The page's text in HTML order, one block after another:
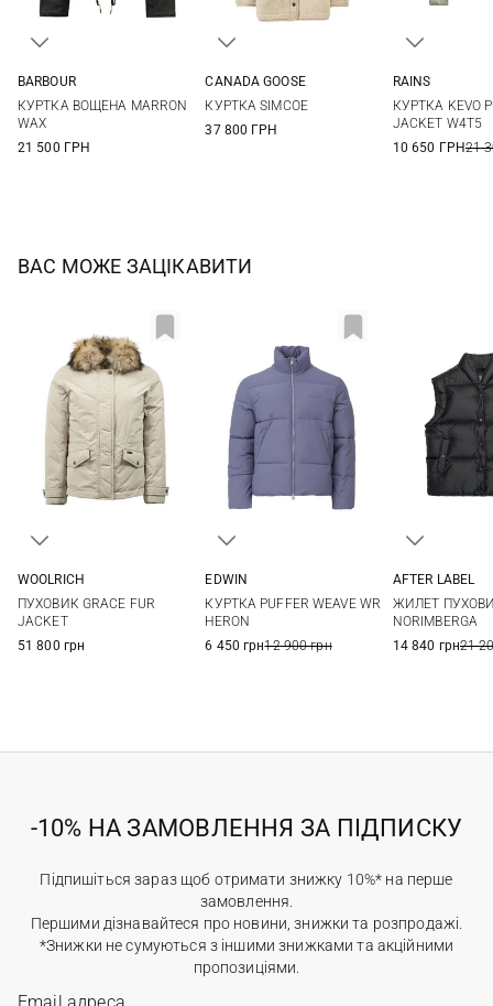
BARBOUR
КУРТКА ВОЩЕНА MARRON
WAX
21 500 ГРН
CANADA GOOSE
КУРТКА SIMCOE
37 800 ГРН
RAINS
КУРТКА KEVO
JACKET W4T5
10 650 ГРН21
ВАС МОЖЕ ЗАЦІКАВИТИ
WOOLRICH
ПУХОВИК GRACE FUR
JACKET
51 800 грн
EDWIN
КУРТКА PUFFER WEAVE WR
HERON
6 450 грн12 900 грн
XL
AFTER LABEL
ЖИЛЕТ
NORIMBERGA
14 840 грн21
-10% НА ЗАМОВЛЕННЯ ЗА ПІДПИСКУ
Підпишіться зараз щоб отримати знижку 10%* на перше
замовлення.
Першими дізнавайтеся про новини, знижки та розпродажі.
*Знижки не сумуються з іншими знижками та акційними
пропозиціями.